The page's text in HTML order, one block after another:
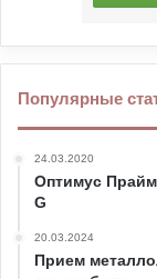
Популярные
24.03.2020
Оптимус
G
20.03.2024
Прием